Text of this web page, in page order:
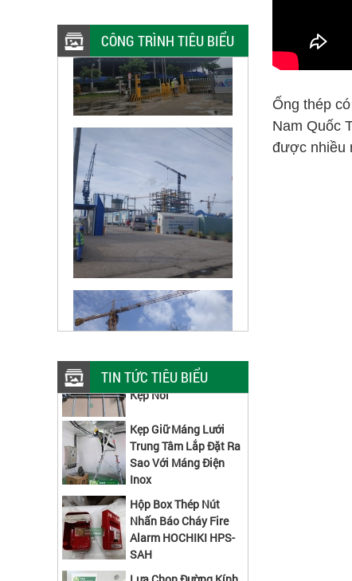
CÔNG TRÌNH TIÊU BIỂU
TIN TỨC TIÊU BIỂU
Lưới Inox Lắp Được
Kẹp Nối
Trung Tâm Lắp Đặt Ra
Sao Với Máng Điện
Inox
Nhấn Báo Cháy Fire
Alarm HOCHIKI HPS-
SAH
Ống thép
Nam Quốc
được nhiều